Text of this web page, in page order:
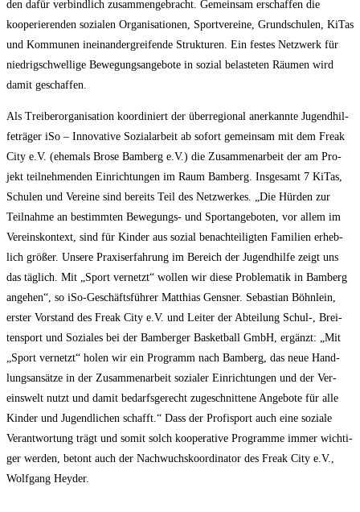
den dafür ver­bind­lich zusam­men­ge­bracht. Gemein­sam erschaf­fen die
koope­rie­ren­den sozia­len Orga­ni­sa­tio­nen, Sport­ver­ei­ne, Grund­schu­len, KiTas
und Kom­mu­nen inein­an­der­grei­fen­de Struk­tu­ren. Ein fes­tes Netz­werk für
nied­rig­schwel­li­ge Bewe­gungs­an­ge­bo­te in sozi­al belas­te­ten Räu­men wird
damit geschaffen.
Als Trei­ber­or­ga­ni­sa­ti­on koor­di­niert der über­re­gio­nal aner­kann­te Jugend­hil­
fe­trä­ger iSo – Inno­va­ti­ve Sozi­al­ar­beit ab sofort gemein­sam mit dem Freak
City e.V. (ehe­mals Bro­se Bam­berg e.V.) die Zusam­men­ar­beit der am Pro­
jekt teil­neh­men­den Ein­rich­tun­gen im Raum Bam­berg. Ins­ge­samt 7 KiTas,
Schu­len und Ver­ei­ne sind bereits Teil des Netz­wer­kes. „Die Hür­den zur
Teil­nah­me an bestimm­ten Bewe­gungs- und Sport­an­ge­bo­ten, vor allem im
Ver­eins­kon­text, sind für Kin­der aus sozi­al benach­tei­lig­ten Fami­li­en erheb­
lich grö­ßer. Unse­re Pra­xis­er­fah­rung im Bereich der Jugend­hil­fe zeigt uns
das täg­lich. Mit „Sport ver­netzt“ wol­len wir die­se Pro­ble­ma­tik in Bam­berg
ange­hen“, so iSo-Geschäfts­füh­rer Mat­thi­as Gens­ner. Sebas­ti­an Böhn­lein,
ers­ter Vor­stand des Freak City e.V. und Lei­ter der Abtei­lung Schul‑, Brei­
ten­sport und Sozia­les bei der Bam­ber­ger Bas­ket­ball GmbH, ergänzt: „Mit
„Sport ver­netzt“ holen wir ein Pro­gramm nach Bam­berg, das neue Hand­
lungs­an­sät­ze in der Zusam­men­ar­beit sozia­ler Ein­rich­tun­gen und der Ver­
eins­welt nutzt und damit bedarfs­ge­recht zuge­schnit­te­ne Ange­bo­te für alle
Kin­der und Jugend­li­chen schafft.“ Dass der Pro­fi­sport auch eine sozia­le
Ver­ant­wor­tung trägt und somit solch koope­ra­ti­ve Pro­gram­me immer wich­ti­
ger wer­den, betont auch der Nach­wuchs­ko­or­di­na­tor des Freak City e.V.,
Wolf­gang Heyder.